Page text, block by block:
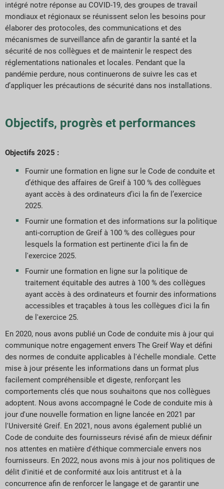
intégré notre réponse au COVID-19, des groupes de travail
mondiaux et régionaux se réunissent selon les besoins pour
élaborer des protocoles, des communications et des
mécanismes de surveillance afin de garantir la santé et la
sécurité de nos collègues et de maintenir le respect des
réglementations nationales et locales. Pendant que la
pandémie perdure, nous continuerons de suivre les cas et
d’appliquer les précautions de sécurité dans nos installations.
Objectifs, progrès et performances
Objectifs 2025 :
Fournir une formation en ligne sur le Code de conduite et
d’éthique des affaires de Greif à 100 % des collègues
ayant accès à des ordinateurs d’ici la fin de l’exercice
2025.
Fournir une formation et des informations sur la politique
anti-corruption de Greif à 100 % des collègues pour
lesquels la formation est pertinente d'ici la fin de
l'exercice 2025.
Fournir une formation en ligne sur la politique de
traitement équitable des autres à 100 % des collègues
ayant accès à des ordinateurs et fournir des informations
accessibles et traçables à tous les collègues d'ici la fin
de l'exercice 25.
En 2020, nous avons publié un Code de conduite mis à jour qui
communique notre engagement envers The Greif Way et défini
des normes de conduite applicables à l'échelle mondiale. Cette
mise à jour présente les informations dans un format plus
facilement compréhensible et digeste, renforçant les
comportements clés que nous souhaitons que nos collègues
adoptent. Nous avons accompagné le Code de conduite mis à
jour d'une nouvelle formation en ligne lancée en 2021 par
l'Université Greif. En 2021, nous avons également publié un
Code de conduite des fournisseurs révisé afin de mieux définir
nos attentes en matière d'éthique commerciale envers nos
fournisseurs. En 2022, nous avons mis à jour nos politiques de
délit d'initié et de conformité aux lois antitrust et à la
concurrence afin de renforcer le langage et de garantir une